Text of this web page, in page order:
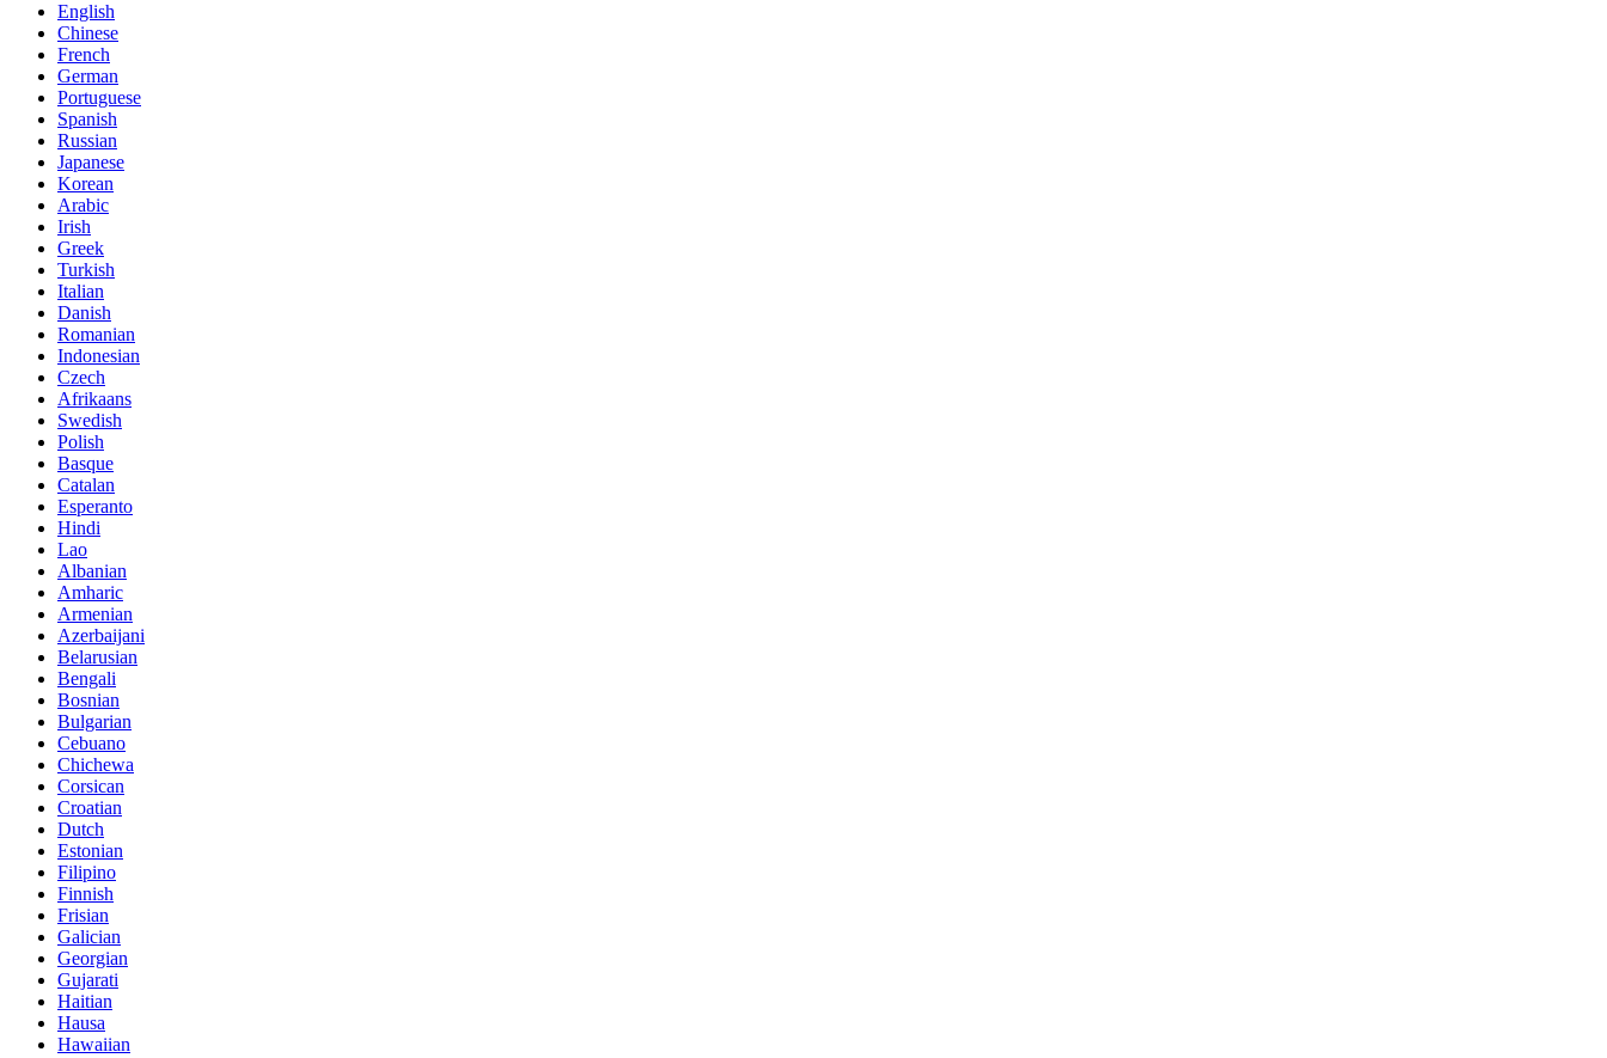
English
Chinese
French
German
Portuguese
Spanish
Russian
Japanese
Korean
Arabic
Irish
Greek
Turkish
Italian
Danish
Romanian
Indonesian
Czech
Afrikaans
Swedish
Polish
Basque
Catalan
Esperanto
Hindi
Lao
Albanian
Amharic
Armenian
Azerbaijani
Belarusian
Bengali
Bosnian
Bulgarian
Cebuano
Chichewa
Corsican
Croatian
Dutch
Estonian
Filipino
Finnish
Frisian
Galician
Georgian
Gujarati
Haitian
Hausa
Hawaiian